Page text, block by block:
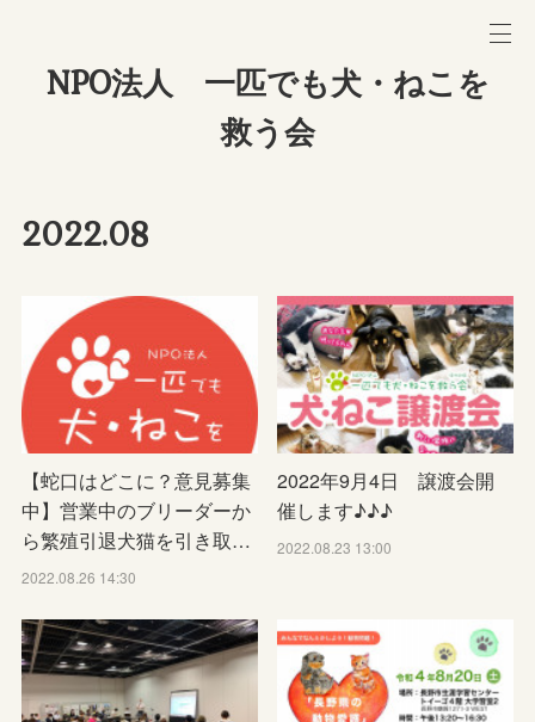
NPO法人 一匹でも犬・ねこを
救う会
2022.08
【蛇口はどこに？意見募集
中】営業中のブリーダーか
ら繁殖引退犬猫を引き取…
2022.08.26 14:30
2022年9月4日 譲渡会開
催します♪♪♪
2022.08.23 13:00